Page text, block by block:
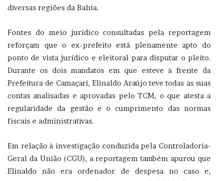
diversas regiões da Bahia.
Fontes do meio jurídico consultadas pela reportagem
reforçam que o ex-prefeito está plenamente apto do
ponto de vista jurídico e eleitoral para disputar o pleito.
Durante os dois mandatos em que esteve à frente da
Prefeitura de Camaçari, Elinaldo Araújo teve todas as suas
contas analisadas e aprovadas pelo TCM, o que atesta a
regularidade da gestão e o cumprimento das normas
fiscais e administrativas.
Em relação à investigação conduzida pela Controladoria-
Geral da União (CGU), a reportagem também apurou que
Elinaldo não era ordenador de despesa no caso e,